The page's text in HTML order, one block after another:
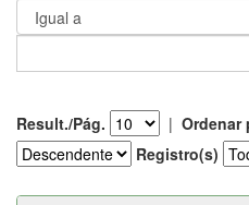
Result./Pág. | Ordenar
Registro(s)